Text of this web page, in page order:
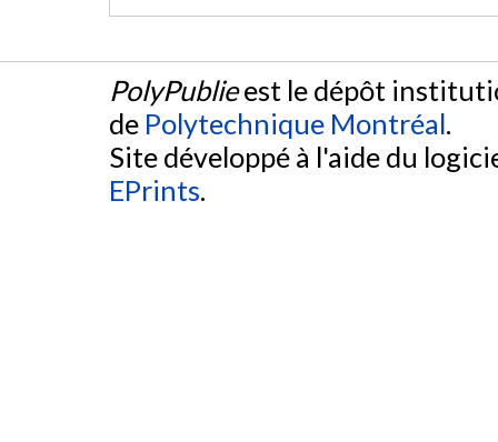
PolyPublieest le dépôt
de Polytechnique Montréal.
Site développé à l'aide du
EPrints.